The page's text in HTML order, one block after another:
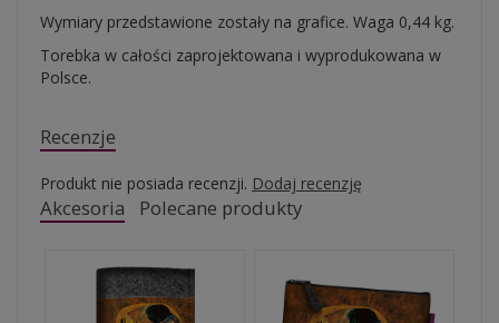
Wymiary przedstawione zostały na grafice. Waga 0,44 kg.
Torebka w całości zaprojektowana i wyprodukowana w
Polsce.
Recenzje
Produkt nie posiada recenzji. Dodaj recenzję
Akcesoria Polecane produkty